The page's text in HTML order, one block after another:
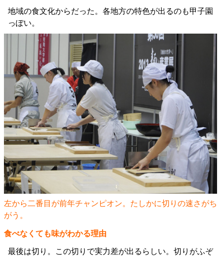
地域の食文化からだった。各地方の特色が出るのも甲子園
っぽい。
左から二番目が前年チャンピオン。たしかに切りの速さがち
がう。
食べなくても味がわかる理由
最後は切り。この切りで実力差が出るらしい。切りがふぞ